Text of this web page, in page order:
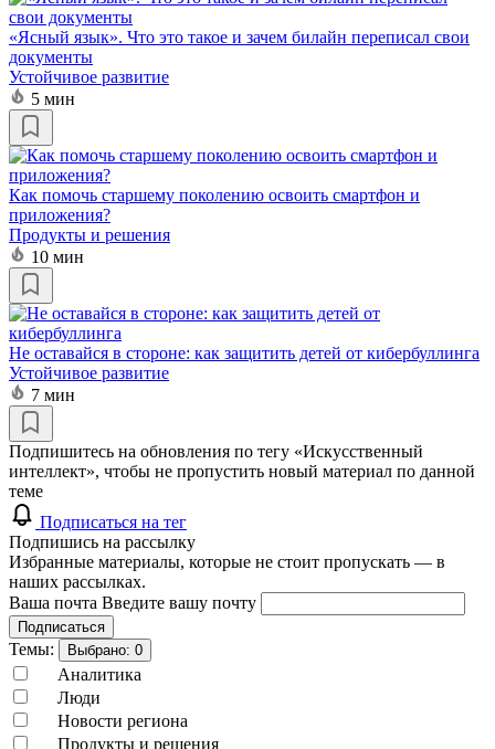
«Ясный язык». Что это такое и зачем билайн переписал свои
документы
Устойчивое развитие
5 мин
Как помочь старшему поколению освоить смартфон и
приложения?
Продукты и решения
10 мин
Не оставайся в стороне: как защитить детей от кибербуллинга
Устойчивое развитие
7 мин
Подпишитесь на обновления по тегу «Искусственный
интеллект», чтобы не пропустить новый материал по данной
теме
Подписаться на тег
Подпишись на рассылку
Избранные материалы, которые не стоит пропускать — в
наших рассылках.
Ваша почта Введите вашу почту
Подписаться
Темы: Выбрано: 0
Аналитика
Люди
Новости региона
Продукты и решения